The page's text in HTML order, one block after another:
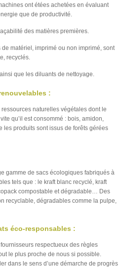
ont étées achetées en évaluant
que de productivité.
des matières premières.
de matériel, imprimé ou non imprimé, sont
recyclés.
que les diluants de nettoyage.
:
naturelles végétales dont le
qu’il est consommé : bois, amidon,
produits sont issus de forêts gérées
gamme de sacs écologiques fabriqués à
tels que : le kraft blanc recyclé, kraft
compostable et dégradable… Des
recyclable, dégradables comme la pulpe,
éco-responsables :
respectueux des règles
le plus proche de nous si possible.
dans le sens d’une démarche de progrès